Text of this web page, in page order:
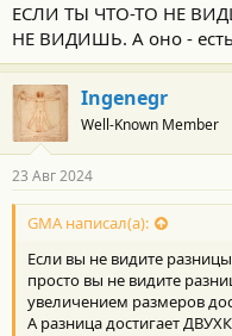
ЕСЛИ ТЫ ЧТО-ТО НЕ
НЕ ВИДИШЬ. А оно -
Ingenegr
Well-Known Member
23 Авг 2024
GMA написал(а):
Если вы не видите
просто вы не видите
увеличением размеров
А разница достигает